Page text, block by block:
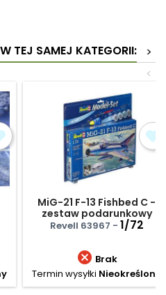
TEJ SAMEJ KATEGORII:
>
<
MiG-21 F-13 Fishbed C -
zestaw podarunkowy
Revell 63967 - 1/72
 Brak
Termin wysyłki Nieokreślony